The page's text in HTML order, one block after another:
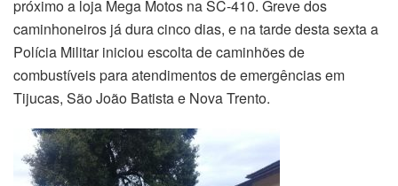
próximo a loja Mega Motos na SC-410. Greve dos
caminhoneiros já dura cinco dias, e na tarde desta sexta a
Polícia Militar iniciou escolta de caminhões de
combustíveis para atendimentos de emergências em
Tijucas, São João Batista e Nova Trento.